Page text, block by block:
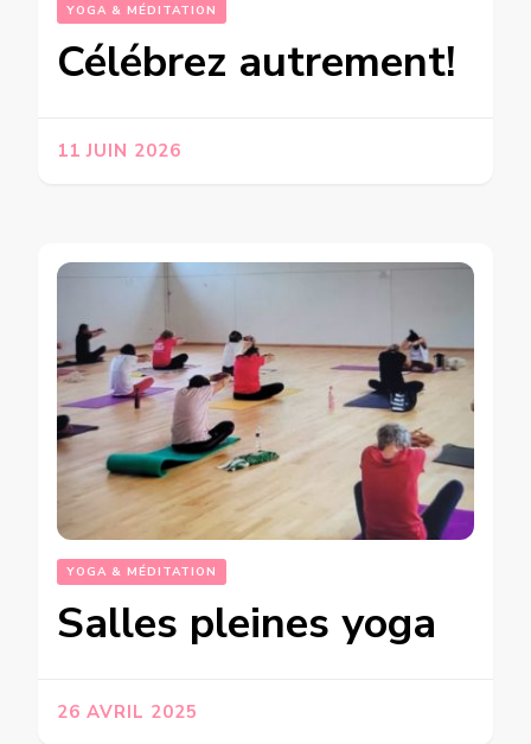
YOGA & MÉDITATION
Célébrez autrement!
11 JUIN 2026
YOGA & MÉDITATION
Salles pleines yoga
26 AVRIL 2025